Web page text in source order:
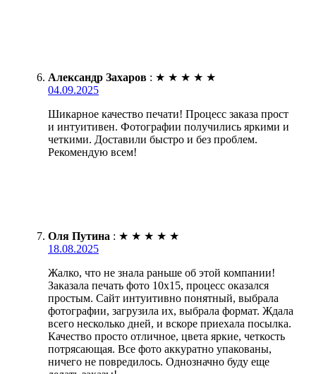
Александр Захаров : ★ ★ ★ ★ ★
04.09.2025
Шикарное качество печати! Процесс заказа прост
и интуитивен. Фотографии получились яркими и
четкими. Доставили быстро и без проблем.
Рекомендую всем!
Оля Путина : ★ ★ ★ ★ ★
18.08.2025
Жалко, что не знала раньше об этой компании!
Заказала печать фото 10х15, процесс оказался
простым. Сайт интуитивно понятный, выбрала
фотографии, загрузила их, выбрала формат. Ждала
всего несколько дней, и вскоре приехала посылка.
Качество просто отличное, цвета яркие, четкость
потрясающая. Все фото аккуратно упакованы,
ничего не повредилось. Однозначно буду еще